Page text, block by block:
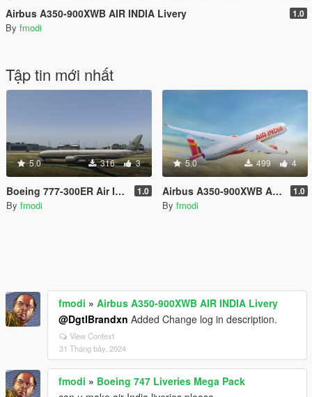
Airbus A350-900XWB AIR INDIA Livery 1.0
By fmodi
Tập tin mới nhất
5.0 316 3
Boeing 777-300ER Air India One Livery 1.0
By fmodi
5.0 499 4
Airbus A350-900XWB AIR INDIA Livery 1.0
By fmodi
fmodi » Airbus A350-900XWB AIR INDIA Livery
@DgtlBrandxn Added Change log in description.
View Context
31 Tháng bảy, 2024
fmodi » Boeing 747 Liveries Mega Pack